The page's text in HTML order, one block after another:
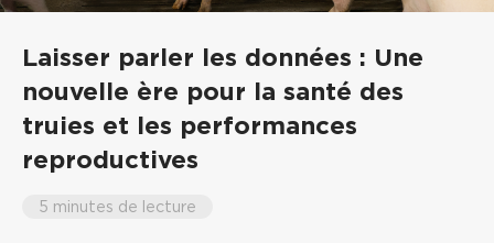
Laisser parler les données : Une
nouvelle ère pour la santé des
truies et les performances
reproductives
5 minutes de lecture